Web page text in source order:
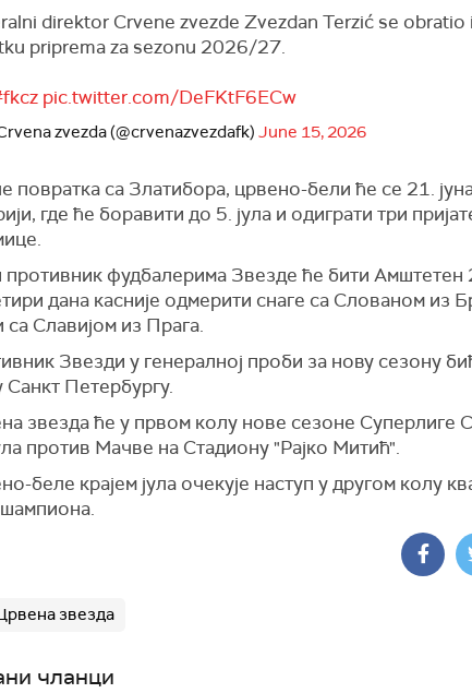
direktor Crvene zvezde Zvezdan Terzić se obratio
priprema za sezonu 2026/27.
pic.twitter.com/DeFKtF6ECw
zvezda (@crvenazvezdafk) June 15, 2026
повратка са Златибора, црвено-бели ће се 21.
где ће боравити до 5. јула и одиграти три
фудбалерима Звезде ће бити Амштетен
дана касније одмерити снаге са Слованом из
са Славијом из Прага.
Звезди у генералној проби за нову сезону
Санкт Петербургу.
звезда ће у првом колу нове сезоне Суперлиге
против Мачве на Стадиону "Рајко Митић".
беле крајем јула очекује наступ у другом колу
звезда
чланци